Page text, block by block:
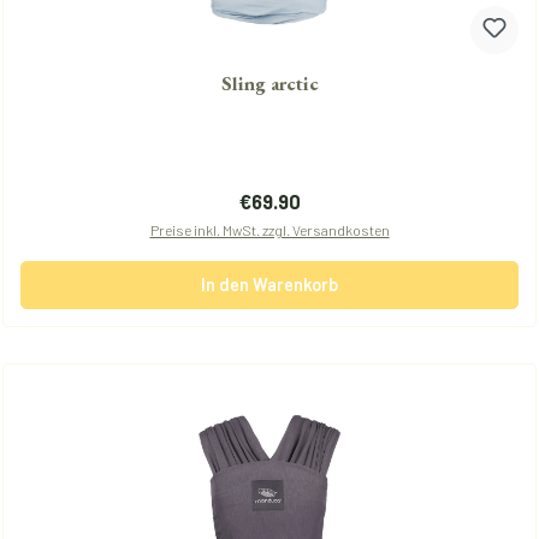
Sling arctic
Regulärer Preis:
€69.90
Preise inkl. MwSt. zzgl. Versandkosten
In den Warenkorb